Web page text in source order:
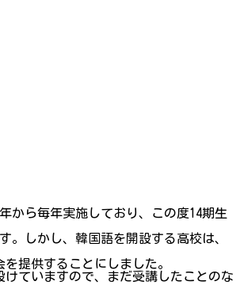
から毎年実施しており、この度14期生
。しかし、韓国語を開設する高校は、
提供することにしました。
ていますので、まだ受講したことのな